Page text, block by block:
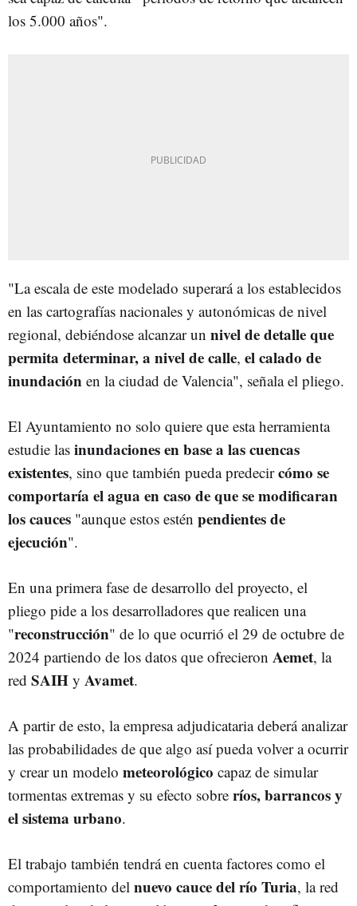
los 5.000 años".
"La escala de este modelado superará a los establecidos
en las cartografías nacionales y autonómicas de nivel
regional, debiéndose alcanzar un nivel de detalle que
permita determinar, a nivel de calle, el calado de
inundación en la ciudad de Valencia", señala el pliego.
El Ayuntamiento no solo quiere que esta herramienta
estudie las inundaciones en base a las cuencas
existentes, sino que también pueda predecircómo se
comportaría el agua en caso de que se modificaran
los cauces "aunque estos estén pendientes de
ejecución".
En una primera fase de desarrollo del proyecto, el
pliego pide a los desarrolladores que realicen una
"reconstrucción" de lo que ocurrió el 29 de octubre de
2024 partiendo de los datos que ofrecieron Aemet, la
red SAIH y Avamet.
A partir de esto, la empresa adjudicataria deberá analizar
las probabilidades de que algo así pueda volver a ocurrir
y crear un modelo meteorológico capaz de simular
tormentas extremas y su efecto sobre ríos, barrancos y
el sistema urbano.
El trabajo también tendrá en cuenta factores como el
comportamiento del nuevo cauce del río Turia, la red